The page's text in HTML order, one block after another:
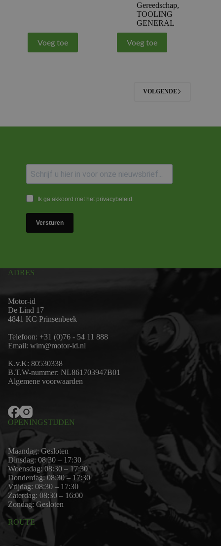
Voeg toe
Gereedschap,
TOOLING
GENERAL
Voeg toe
VOLGENDE
Ik ga akkoord met het privacybeleid.
Versturen
ADRES
Motor-id
De Lind 17
4841 KC Prinsenbeek
Telefoon: +31 (0)76 - 54 11 888
Email: wim@motor-id.nl
K.v.K: 80530338
B.T.W-nummer: NL861703947B01
Algemene voorwaarden
OPENINGSTIJDEN
Maandag: Gesloten
Dinsdag: 08:30 – 17:30
Woensdag: 08:30 – 17:30
Donderdag: 08:30 – 17:30
Vrijdag: 08:30 – 17:30
Zaterdag: 08:30 – 16:00
Zondag: Gesloten
ROUTE